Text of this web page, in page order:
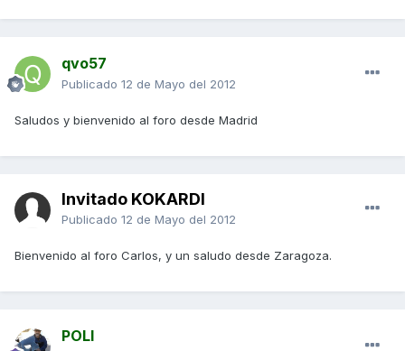
qvo57
Publicado 12 de Mayo del 2012
Saludos y bienvenido al foro desde Madrid
Invitado KOKARDI
Publicado 12 de Mayo del 2012
Bienvenido al foro Carlos, y un saludo desde Zaragoza.
POLI